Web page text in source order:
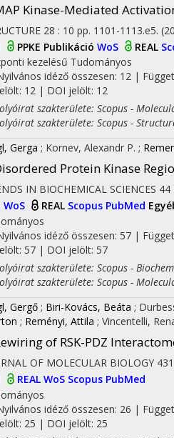
Kinase-Mediated
28 : 10 pp. 1101-1113.e5.
PPKE Publikáció WoS REAL
kezelésű Tudományos
idéző összesen: 12|
12 | DOI jelölt: 12
szakterülete: Scopus -
szakterülete: Scopus -
Gerga ; Kornev, Alexandr P. ;
Protein Kinase
IN BIOCHEMICAL SCIENCES 44
WoS REAL Scopus PubMed
idéző összesen: 57|
57 | DOI jelölt: 57
szakterülete: Scopus -
szakterülete: Scopus -
Gergő ; Biri-Kovács, Beáta ;
; Reményi, Attila ; Vincentelli,
of RSK-PDZ
OF MOLECULAR BIOLOGY 431
REAL WoS Scopus PubMed
idéző összesen: 26 |
25 | DOI jelölt: 25